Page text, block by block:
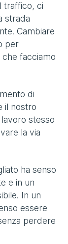
traffico, ci
strada
Cambiare
per
facciamo
di
il nostro
stesso
la via
ha senso
e in un
In un
essere
perdere